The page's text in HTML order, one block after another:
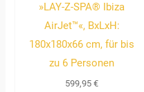
»LAY-Z-SPA® Ibiza
AirJet™«, BxLxH:
180x180x66 cm, für bis
zu 6 Personen
599,95€